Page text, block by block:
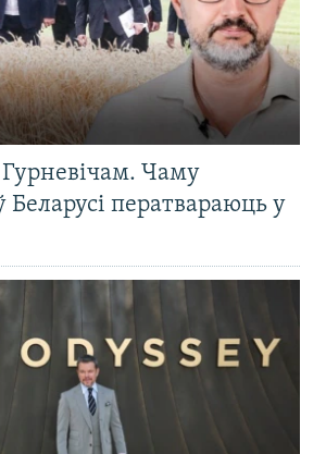
Чаму
ператвараюць у